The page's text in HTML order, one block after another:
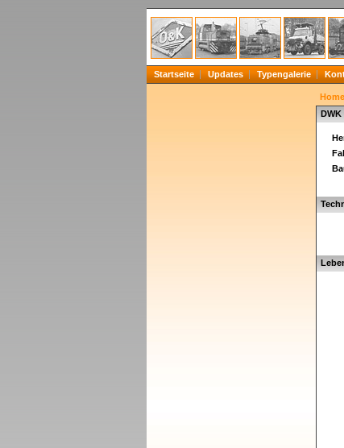
Startseite Updates Typengalerie
Home
DWK